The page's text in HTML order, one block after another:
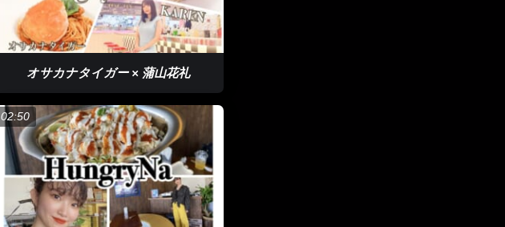
オサカナタイガー × 蒲山花礼
02:50